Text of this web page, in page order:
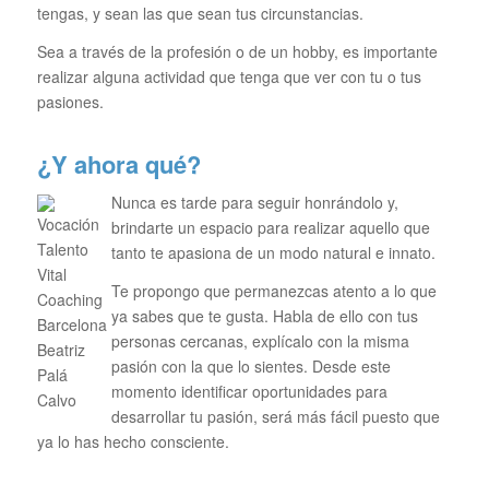
tengas, y sean las que sean tus circunstancias.
Sea a través de la profesión o de un hobby, es importante
realizar alguna actividad que tenga que ver con tu o tus
pasiones.
¿Y ahora qué?
Nunca es tarde para seguir honrándolo y,
brindarte un espacio para realizar aquello que
tanto te apasiona de un modo natural e innato.
Te propongo que permanezcas atento a lo que
ya sabes que te gusta. Habla de ello con tus
personas cercanas, explícalo con la misma
pasión con la que lo sientes. Desde este
momento identificar oportunidades para
desarrollar tu pasión, será más fácil puesto que
ya lo has hecho consciente.